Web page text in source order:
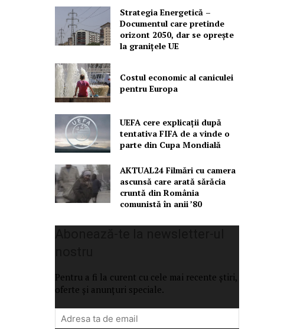
Strategia Energetică –
Documentul care pretinde
orizont 2050, dar se oprește
la granițele UE
Costul economic al caniculei
pentru Europa
UEFA cere explicații după
tentativa FIFA de a vinde o
parte din Cupa Mondială
AKTUAL24 Filmări cu camera
ascunsă care arată sărăcia
cruntă din România
comunistă în anii ’80
Pentru a fi la curent cu cele mai recente știri,
oferte și anunțuri speciale.